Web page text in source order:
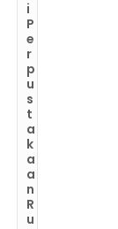
i
P
e
r
p
u
s
t
a
k
a
a
n
R
u